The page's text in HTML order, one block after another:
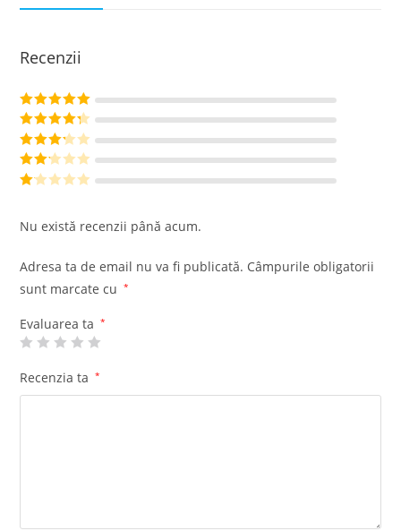
Recenzii
Evaluat la5
din 5
Evaluat la
4din 5
Evaluat
la3din
Evalu
1
n
Nu există recenzii până acum.
Adresa ta de email nu va fi publicată. Câmpurile obligatorii
sunt marcate cu
*
Evaluarea ta *
Recenzia ta *